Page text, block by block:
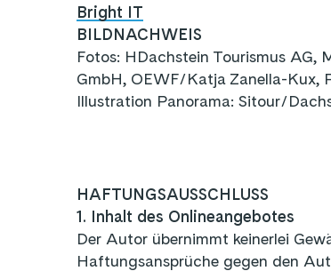
Bright IT
BILDNACHWEIS
Fotos: HDachstein Tourismus AG,
GmbH, OEWF/Katja Zanella-Kux,
Illustration Panorama: Sitour/
HAFTUNGSAUSSCHLUSS
1. Inhalt des Onlineangebotes
Der Autor übernimmt keinerlei
Haftungsansprüche gegen den